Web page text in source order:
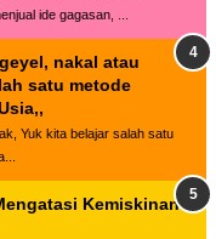
ide gagasan, ...
nakal atau
satu metode
Yuk kita belajar salah satu
Kemiskinan